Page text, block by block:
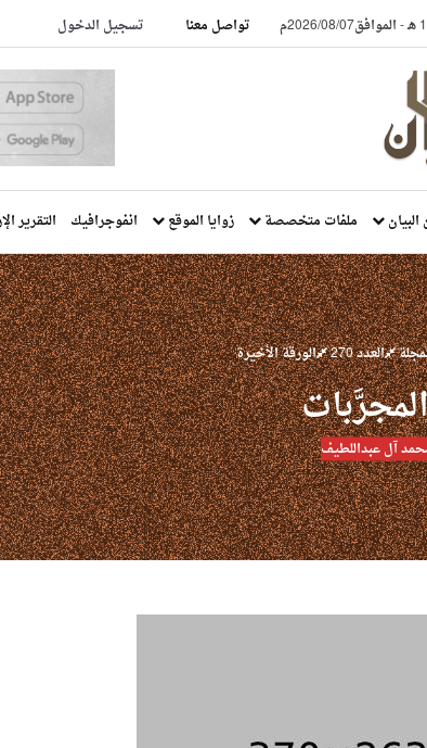
-الموافق2026/08/07م تواصل معنا تسجيل الدخول
ملفات متخصصة زوايا الموقع انفوجرافيك التقرير
العدد 270 الورقة الأخيرة
آل عبداللطيف